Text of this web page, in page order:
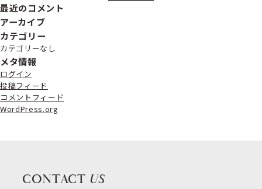
最近のコメント
アーカイブ
カテゴリー
カテゴリーなし
メタ情報
ログイン
投稿フィード
コメントフィード
WordPress.org
CONTACT US